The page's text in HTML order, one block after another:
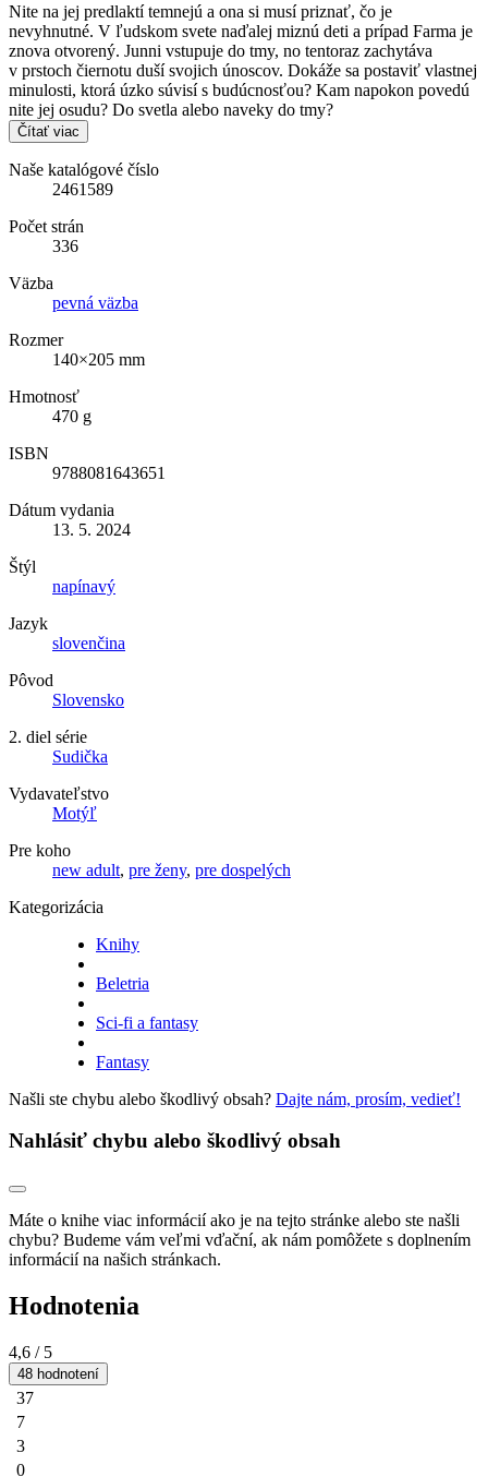
Nite na jej predlaktí temnejú a ona si musí priznať, čo je
nevyhnutné. V ľudskom svete naďalej miznú deti a prípad Farma je
znova otvorený. Junni vstupuje do tmy, no tentoraz zachytáva
v prstoch čiernotu duší svojich únoscov. Dokáže sa postaviť vlastnej
minulosti, ktorá úzko súvisí s budúcnosťou? Kam napokon povedú
nite jej osudu? Do svetla alebo naveky do tmy?
Čítať viac
Naše katalógové číslo
2461589
Počet strán
336
Väzba
pevná väzba
Rozmer
140×205 mm
Hmotnosť
470 g
ISBN
9788081643651
Dátum vydania
13. 5. 2024
Štýl
napínavý
Jazyk
slovenčina
Pôvod
Slovensko
2. diel série
Sudička
Vydavateľstvo
Motýľ
Pre koho
new adult, pre ženy, pre dospelých
Kategorizácia
Knihy
Beletria
Sci-fi a fantasy
Fantasy
Našli ste chybu alebo škodlivý obsah? Dajte nám, prosím, vedieť!
Nahlásiť chybu alebo škodlivý obsah
Máte o knihe viac informácií ako je na tejto stránke alebo ste našli
chybu? Budeme vám veľmi vďační, ak nám pomôžete s doplnením
informácií na našich stránkach.
Hodnotenia
4,6 / 5
48 hodnotení
37
7
3
0